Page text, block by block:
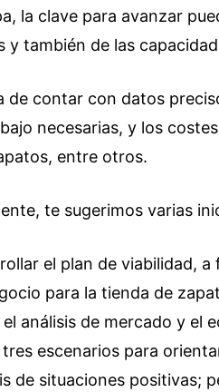
la clave para avanzar
y también de las
de contar con datos
necesarias, y los
entre otros.
te sugerimos varias
el plan de viabilidad,
para la tienda de
análisis de mercado y el
tres escenarios para
de situaciones positivas;